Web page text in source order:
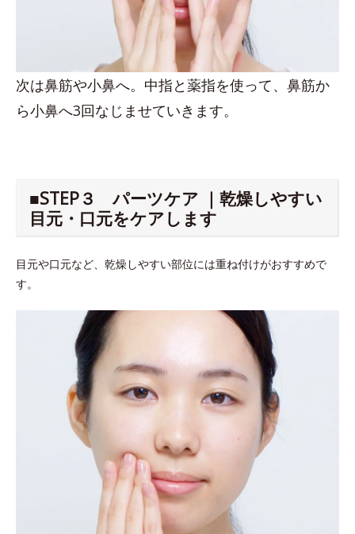
次は鼻筋や小鼻へ。中指と薬指を使って、鼻筋か
ら小鼻へ3回なじませていきます。
■STEP３ パーツケア ｜乾燥しやすい
目元・口元をケアします
目元や口元など、乾燥しやすい部位には重ね付けがおすすめで
す。